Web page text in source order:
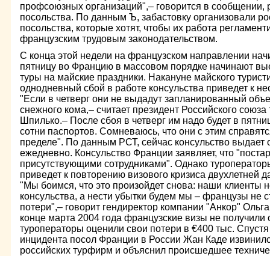
профсоюзных организаций",– говорится в
посольства. По данным Ъ, забастовку организовали
посольства, которые хотят, чтобы их работа
французским трудовым законодательством.
С конца этой недели на французском направлении
пятницу во Францию в массовом порядке начинают
туры на майские праздники. Накануне майского
однодневный сбой в работе консульства приведет к
"Если в четверг они не выдадут запланированный
снежного кома,– считает президент Российского
Шпилько.– После сбоя в четверг им надо будет в
сотни паспортов. Сомневаюсь, что они с этим
пределе". По данным РСТ, сейчас консульство выдает
ежедневно. Консульство Франции заявляет, что
присутствующими сотрудниками". Однако
приведет к повторению визового кризиса двухлетней
"Мы боимся, что это произойдет снова: наши клиенты
консульства, а нести убытки будем мы – французы не
потери",– говорит гендиректор компании "Анкор"
конце марта 2004 года французские визы не получили
туроператоры оценили свои потери в €400 тыс.
инцидента посол Франции в России Жан Каде
российских турфирм и объяснил происшедшее